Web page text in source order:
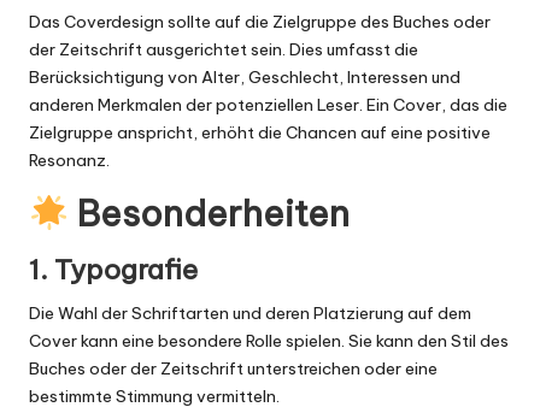
Das Coverdesign sollte auf die Zielgruppe des Buches oder
der Zeitschrift ausgerichtet sein. Dies umfasst die
Berücksichtigung von Alter, Geschlecht, Interessen und
anderen Merkmalen der potenziellen Leser. Ein Cover, das die
Zielgruppe anspricht, erhöht die Chancen auf eine positive
Resonanz.
Besonderheiten
1. Typografie
Die Wahl der Schriftarten und deren Platzierung auf dem
Cover kann eine besondere Rolle spielen. Sie kann den Stil des
Buches oder der Zeitschrift unterstreichen oder eine
bestimmte Stimmung vermitteln.